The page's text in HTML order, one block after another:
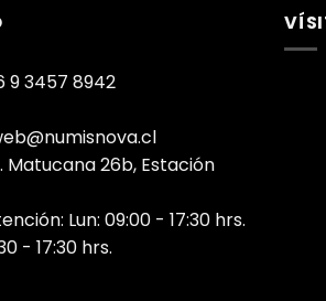
9 3457 8942
Matucana 26b, Estación
Lun: 09:00 - 17:30 hrs.
- 17:30 hrs.